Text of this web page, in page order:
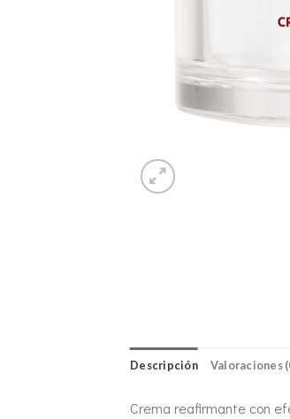
Descripción Valoraciones
Crema reafirmante con